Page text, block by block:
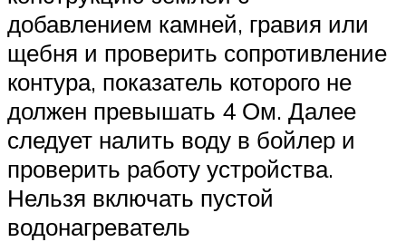
добавлением камней, гравия или
щебня и проверить сопротивление
контура, показатель которого не
должен превышать 4 Ом. Далее
следует налить воду в бойлер и
проверить работу устройства.
Нельзя включать пустой
водонагреватель